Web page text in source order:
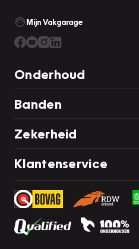
Mijn Vakgarage
Onderhoud
Banden
Zekerheid
Klantenservice